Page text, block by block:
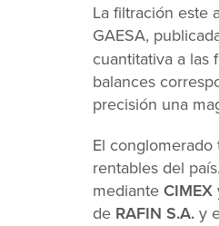
La filtración este
GAESA,
cuantitativa a las
balances
precisión una
El
rentables del
mediante CIMEX
de RAFIN S.A. y